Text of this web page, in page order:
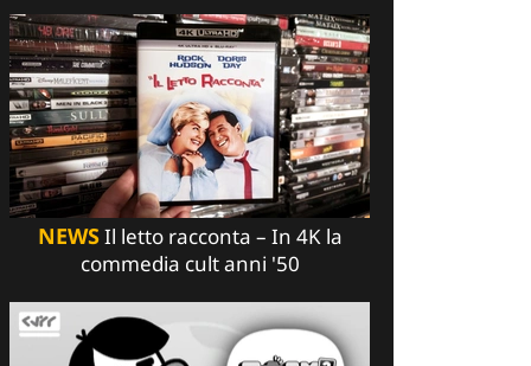
NEWSIl letto racconta – In 4K la
commedia cult anni '50